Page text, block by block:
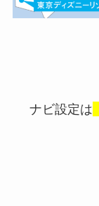
ナビ設定は